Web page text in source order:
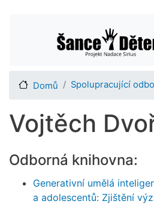
Main navigation
Domů Spolupracující
Vojtěch
Odborná knihovna:
Generativní umělá
a adolescentů: Zjištění